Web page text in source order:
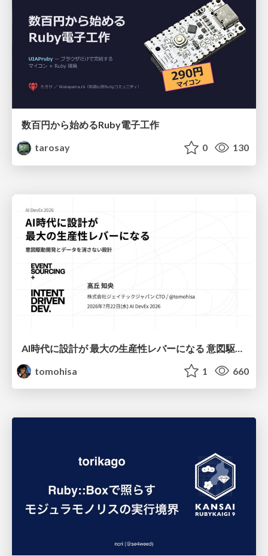
数百円から始めるRuby電子工作
tarosay
0 130
tomohisa
1 660